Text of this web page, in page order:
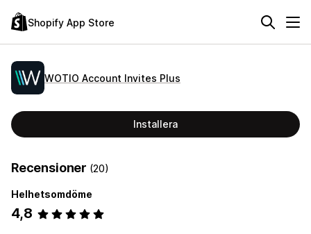
Shopify App Store
WOTIO Account Invites Plus
Installera
Recensioner (20)
Helhetsomdöme
4,8